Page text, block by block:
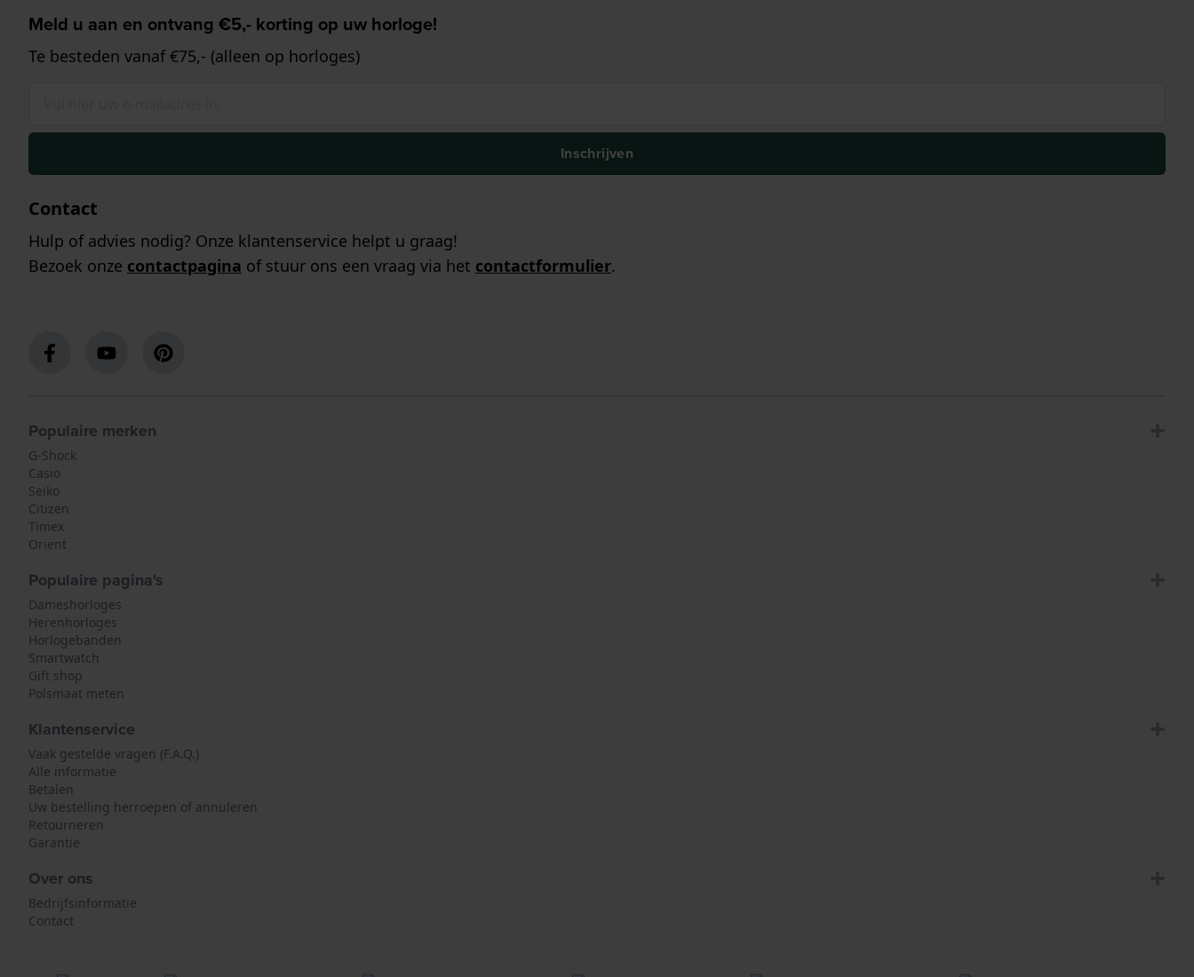
Meld u aan en ontvang €5,- korting op uw horloge!
Te besteden vanaf €75,- (alleen op horloges)
Inschrijven
Contact
Hulp of advies nodig? Onze klantenservice helpt u graag!
Bezoek onze contactpagina of stuur ons een vraag via het contactformulier.
Populaire merken
G-Shock
Casio
Seiko
Citizen
Timex
Orient
Populaire pagina's
Dameshorloges
Herenhorloges
Horlogebanden
Smartwatch
Gift shop
Polsmaat meten
Klantenservice
Vaak gestelde vragen (F.A.Q.)
Alle informatie
Betalen
Uw bestelling herroepen of annuleren
Retourneren
Garantie
Over ons
Bedrijfsinformatie
Contact